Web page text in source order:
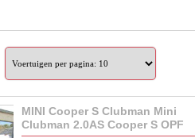
MINI Cooper S Clubman Mini
Clubman 2.0AS Cooper S OPF